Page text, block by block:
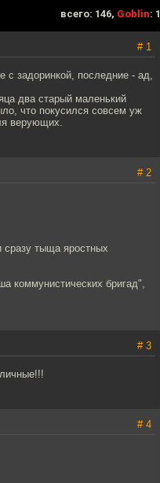
всего: 146, Goblin: 1
# 1
задоринкой, последние - ад,
два старый маленький
что покусился совсем уж
верующих.
# 2
сразу тыща яростных
коммунистических бригад",
# 3
# 4